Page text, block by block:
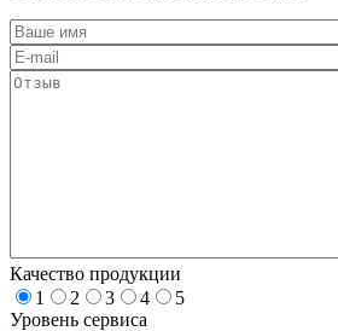
Качество продукции
1
2 3 4
5
Уровень сервиса